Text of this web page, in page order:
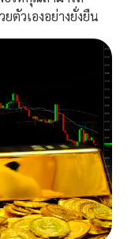
ตัวเองอย่างยั่งยืน